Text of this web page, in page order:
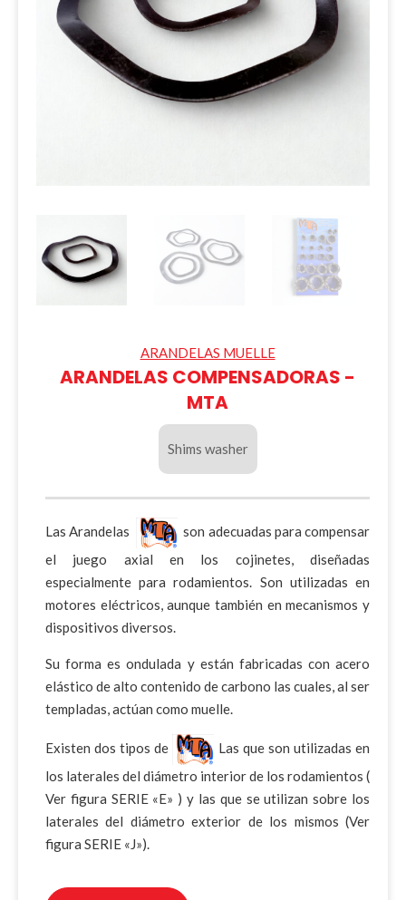
ARANDELAS MUELLE
ARANDELAS COMPENSADORAS -
MTA
Shims washer
Las Arandelas
son adecuadas para compensar
el juego axial en los cojinetes, diseñadas
especialmente para rodamientos. Son utilizadas en
motores eléctricos, aunque también en mecanismos y
dispositivos diversos.
Su forma es ondulada y están fabricadas con acero
elástico de alto contenido de carbono las cuales, al ser
templadas, actúan como muelle.
Existen dos tipos de
Las que son utilizadas en
los laterales del diámetro interior de los rodamientos (
Ver figura SERIE «E» ) y las que se utilizan sobre los
laterales del diámetro exterior de los mismos (Ver
figura SERIE «J»).